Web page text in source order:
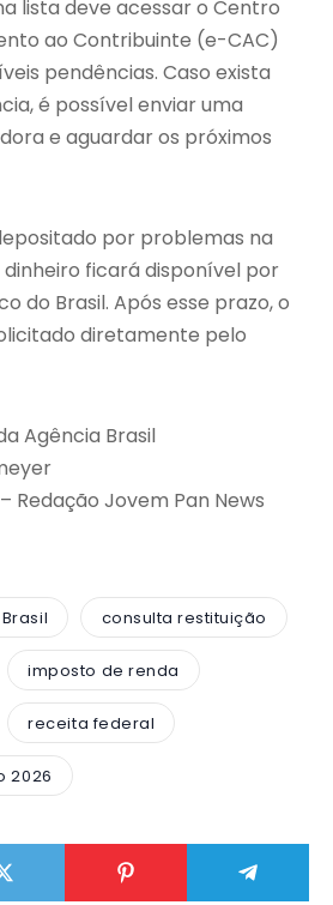
lista deve acessar o Centro
ao Contribuinte (e-CAC)
pendências. Caso exista
é possível enviar uma
e aguardar os próximos
por problemas na
ficará disponível por
do Brasil. Após esse prazo, o
diretamente pelo
Agência Brasil
Redação Jovem Pan News
consulta restituição
imposto de renda
receita federal
2026